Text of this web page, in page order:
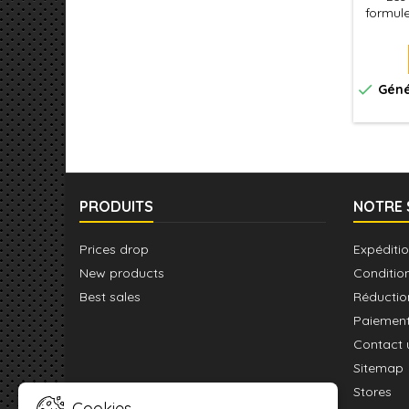
pour
pour

PRODUITS
Prices drop
New products
Best sales
NOTRE
Contact
Sitemap
Stores